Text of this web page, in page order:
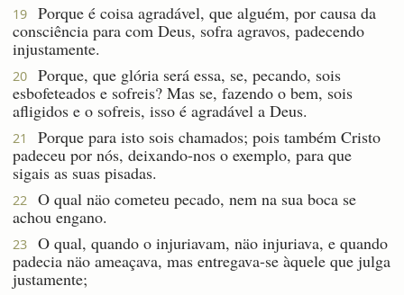
19
Porque é coisa agradável, que alguém, por causa da
consciência para com Deus, sofra agravos, padecendo
injustamente.
20
Porque, que glória será essa, se, pecando, sois
esbofeteados e sofreis? Mas se, fazendo o bem, sois
afligidos e o sofreis, isso é agradável a Deus.
21
Porque para isto sois chamados; pois também Cristo
padeceu por nós, deixando-nos o exemplo, para que
sigais as suas pisadas.
22
O qual näo cometeu pecado, nem na sua boca se
achou engano.
23
O qual, quando o injuriavam, näo injuriava, e quando
padecia näo ameaçava, mas entregava-se àquele que julga
justamente;